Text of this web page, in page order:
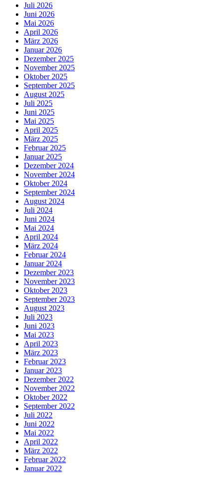
Juli 2026
Juni 2026
Mai 2026
April 2026
März 2026
Januar 2026
Dezember 2025
November 2025
Oktober 2025
September 2025
August 2025
Juli 2025
Juni 2025
Mai 2025
April 2025
März 2025
Februar 2025
Januar 2025
Dezember 2024
November 2024
Oktober 2024
September 2024
August 2024
Juli 2024
Juni 2024
Mai 2024
April 2024
März 2024
Februar 2024
Januar 2024
Dezember 2023
November 2023
Oktober 2023
September 2023
August 2023
Juli 2023
Juni 2023
Mai 2023
April 2023
März 2023
Februar 2023
Januar 2023
Dezember 2022
November 2022
Oktober 2022
September 2022
Juli 2022
Juni 2022
Mai 2022
April 2022
März 2022
Februar 2022
Januar 2022